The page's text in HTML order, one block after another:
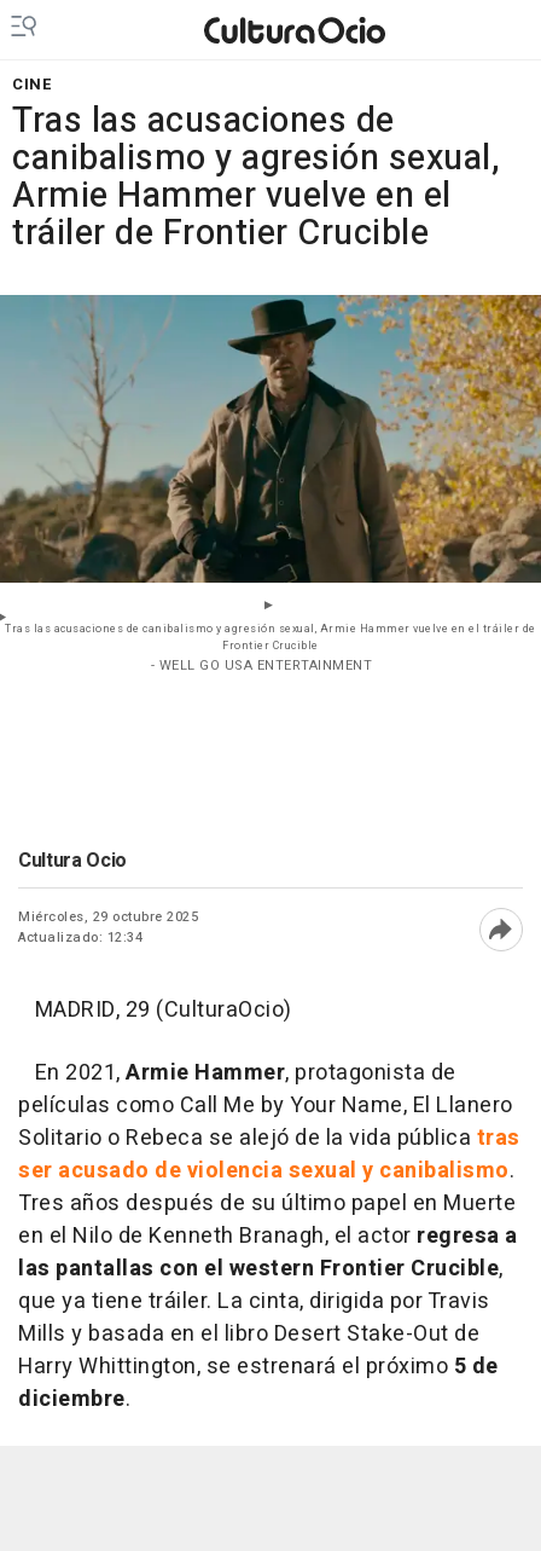
CINE
Tras las acusaciones de
canibalismo y agresión sexual,
Armie Hammer vuelve en el
tráiler de Frontier Crucible
Tras las acusaciones de canibalismo y agresión sexual, Armie Hammer vuelve en el tráiler de
Frontier Crucible
- WELL GO USA ENTERTAINMENT
Cultura Ocio
Miércoles, 29 octubre 2025
Actualizado: 12:34
MADRID, 29 (CulturaOcio)
En 2021,Armie Hammer, protagonista de
películas como Call Me by Your Name, El Llanero
Solitario o Rebeca se alejó de la vida pública tras
ser acusado de violencia sexual y canibalismo.
Tres años después de su último papel en Muerte
en el Nilo de Kenneth Branagh, el actor regresa a
las pantallas con el western Frontier Crucible,
que ya tiene tráiler. La cinta, dirigida por Travis
Mills y basada en el libro Desert Stake-Out de
Harry Whittington, se estrenará el próximo 5 de
diciembre.